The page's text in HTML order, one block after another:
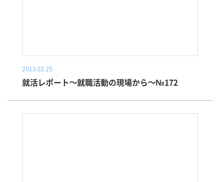
2013.02.25
就活レポート～就職活動の現場から～№172